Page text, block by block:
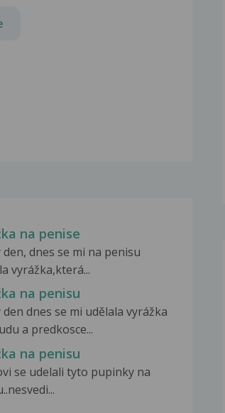
na penise
dnes se mi na penisu
vyrážka,která...
na penisu
dnes se mi udělala vyrážka
a predkosce...
na penisu
se udelali tyto pupinky na